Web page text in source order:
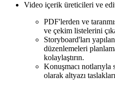
Video içerik üreticileri ve
PDF'lerden ve
ve çekim listelerini
Storyboard'ları
düzenlemeleri
kolaylaştırın.
Konuşmacı
olarak altyazı